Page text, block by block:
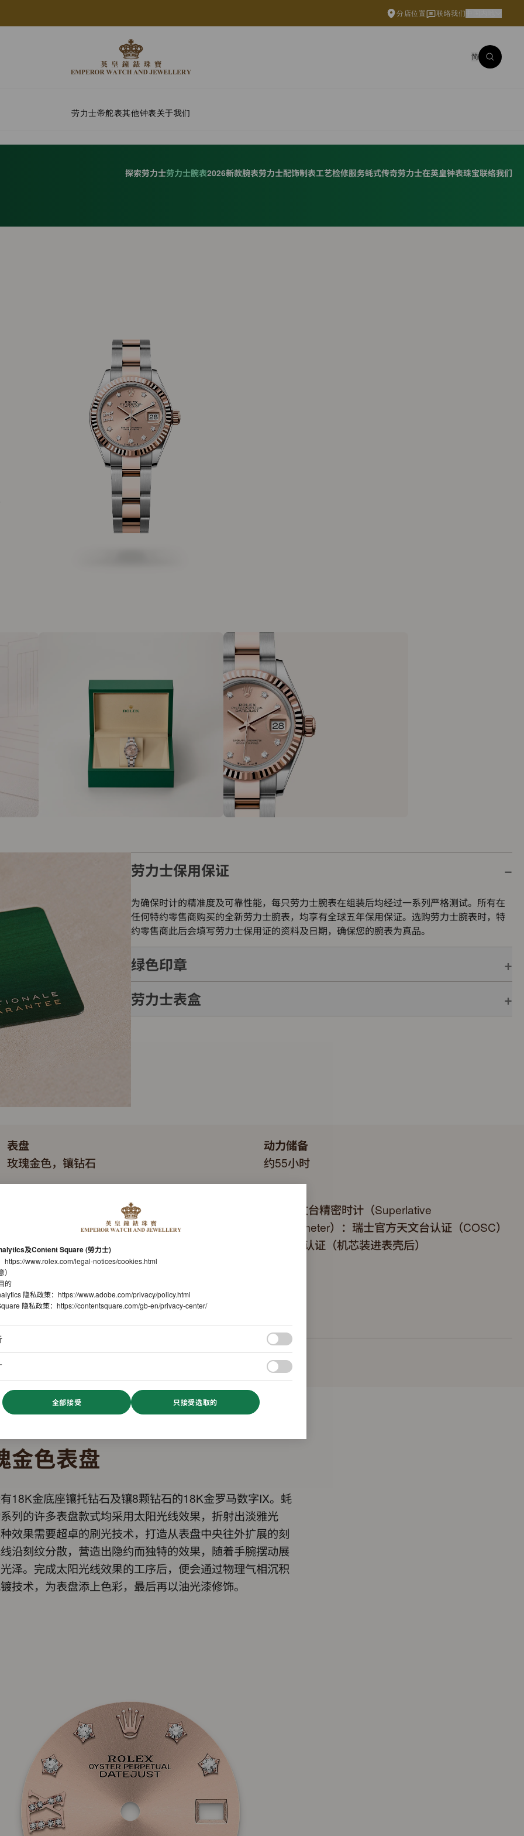
分店位置 联络我们
简
劳力士帝舵表其他钟表关于我们
探索劳力士劳力士腕表2026新款腕表劳力士配饰制表工艺检修服务蚝式传奇劳力士在英皇钟表珠宝联络我们
劳力士保用保证
为确保时计的精准度及可靠性能，每只劳力士腕表在组装后均经过一系列严格测试。所有在
任何特约零售商购买的全新劳力士腕表，均享有全球五年保用保证。选购劳力士腕表时，特
约零售商此后会填写劳力士保用证的资料及日期，确保您的腕表为真品。
绿色印章
每只劳力士腕表均附有全球五年保用保证，并附上绿色印章，此印章是超卓天文台精密时计
劳力士表盒
表盘
玫瑰金色，镶钻石
蚝式（Oyster），三格实心链节
自动上链机械恒动机芯
机芯型号
劳力士2236型机芯
动力储备
约55小时
超卓天文台精密时计（Superlative
Chronometer）：瑞士官方天文台认证（COSC）
+劳力士认证（机芯装进表壳后）
金色表盘
18K金底座镶托钻石及镶8颗钻石的18K金罗马数字IX。蚝
列的许多表盘款式均采用太阳光线效果，折射出淡雅光
效果需要超卓的刷光技术，打造从表盘中央往外扩展的刻
沿刻纹分散，营造出隐约而独特的效果，随着手腕摆动展
泽。完成太阳光线效果的工序后，便会通过物理气相沉积
技术，为表盘添上色彩，最后再以油光漆修饰。
及Content Square (勞力士)
https://www.rolex.com/legal-notices/cookies.html
的
隐私政策： https://www.adobe.com/privacy/policy.html
隐私政策： https://contentsquare.com/gb-en/privacy-center/
全部接受 只接受选取的